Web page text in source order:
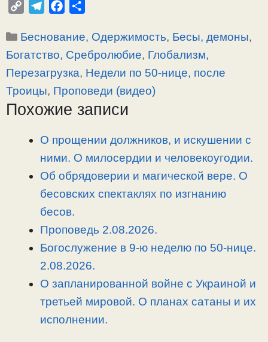
p
y
k
l
e
a
m
c
e
k
р
а
т
Рубрики
Беснование, Одержимость, Бесы, демоны,
Богатство, Сребролюбие, Глобализм,
Перезагрузка, Недели по 50-нице, после
Троицы, Проповеди (видео)
Похожие записи
О прощении должников, и искушении с
ними. О милосердии и человекоугодии.
Об обрядоверии и магической вере. О
бесовских спектаклях по изгнанию
бесов.
Проповедь 2.08.2026.
Богослужение в 9-ю неделю по 50-нице.
2.08.2026.
О запланированной войне с Украиной и
третьей мировой. О планах сатаны и их
исполнении.